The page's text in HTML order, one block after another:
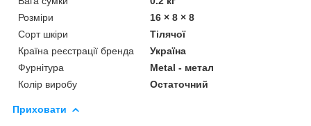
Розміри
16 × 8 × 8
Сорт шкіри
Тілячої
Країна реєстрації бренда
Україна
Фурнітура
Metal - метал
Колір виробу
Остаточний
Приховати